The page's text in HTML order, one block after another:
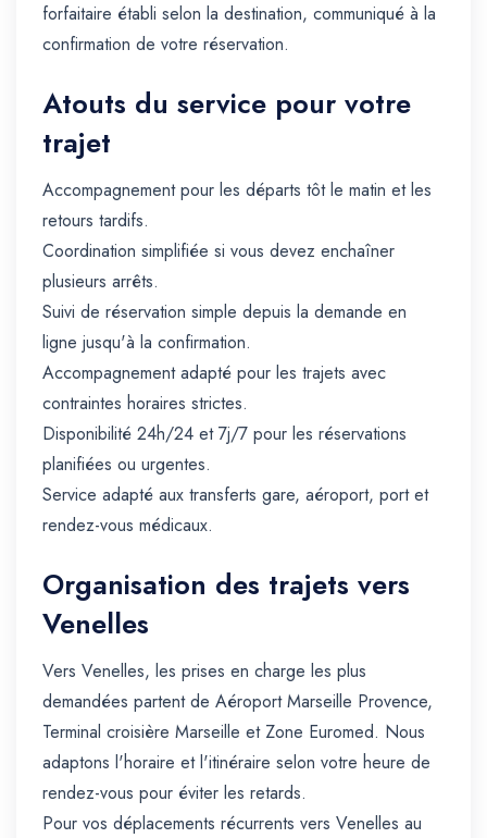
forfaitaire établi selon la destination, communiqué à la
confirmation de votre réservation.
Atouts du service pour votre
trajet
Accompagnement pour les départs tôt le matin et les
retours tardifs.
Coordination simplifiée si vous devez enchaîner
plusieurs arrêts.
Suivi de réservation simple depuis la demande en
ligne jusqu'à la confirmation.
Accompagnement adapté pour les trajets avec
contraintes horaires strictes.
Disponibilité 24h/24 et 7j/7 pour les réservations
planifiées ou urgentes.
Service adapté aux transferts gare, aéroport, port et
rendez-vous médicaux.
Organisation des trajets vers
Venelles
Vers Venelles, les prises en charge les plus
demandées partent de Aéroport Marseille Provence,
Terminal croisière Marseille et Zone Euromed. Nous
adaptons l'horaire et l'itinéraire selon votre heure de
rendez-vous pour éviter les retards.
Pour vos déplacements récurrents vers Venelles au